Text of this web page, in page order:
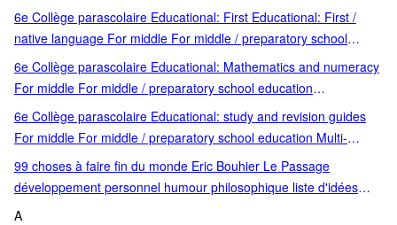
preparatory school education
6e Collège parascolaire Educational: First Educational: First /
native language For middle For middle / preparatory school
education Français 6e French native language preparatory
school education
6e Collège parascolaire Educational: Mathematics and numeracy
For middle For middle / preparatory school education
Mathématiques 6e preparatory school education
6e Collège parascolaire Educational: study and revision guides
For middle For middle / preparatory school education Multi-
matières 6e preparatory school education
99 choses à faire fin du monde Eric Bouhier Le Passage
développement personnel humour philosophique liste d'idées
réflexion sur la vie broché 2012 curiosités médicales humour et
A